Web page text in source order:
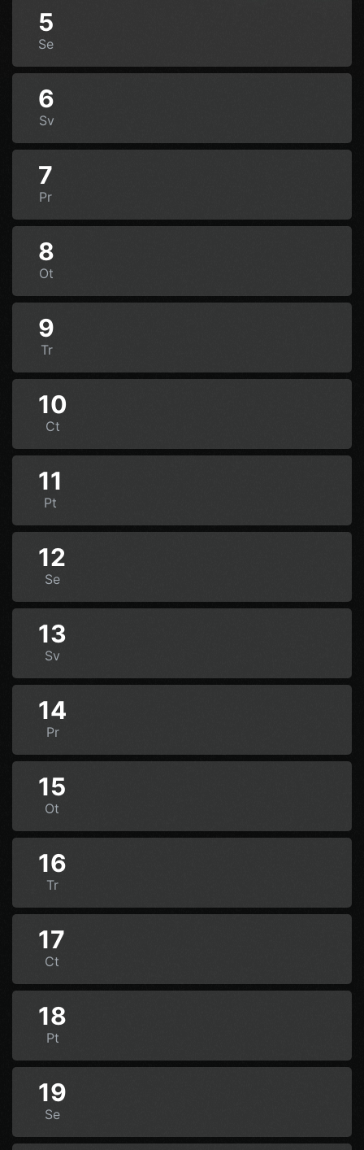
5
Se
6
Sv
7
Pr
8
Ot
9
Tr
10
Ct
11
Pt
12
Se
13
Sv
14
Pr
15
Ot
16
Tr
17
Ct
18
Pt
19
Se